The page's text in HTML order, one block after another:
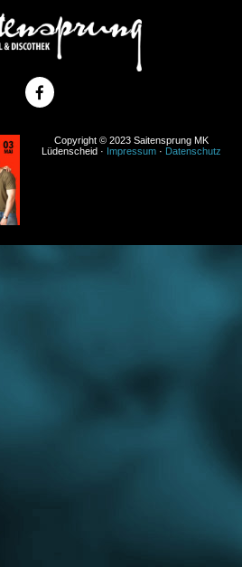
Copyright © 2023 Saitensprung MK
Lüdenscheid · Impressum · Datenschutz